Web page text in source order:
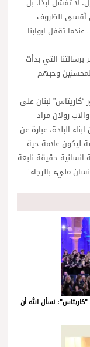
لا تفشل أبدًا، بل
أقسى الظروف.
تقفل ابوابنا
التي بدأت
وحبهم
لبنان على
رولان مراد
البلدة، عبارة عن
ليكون علامة حية
حقيقة نابعة
مليء بالرجاء”.
نسأل الله أن